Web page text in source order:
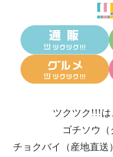
ツクツク!!!は
ゴチソウ（
チョクバイ（産地直送）